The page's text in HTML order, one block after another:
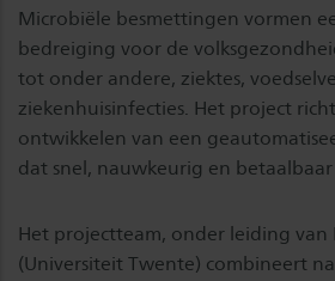
Microbiële besmettingen vormen
bedreiging voor de
tot onder andere, ziektes,
ziekenhuisinfecties. Het project
ontwikkelen van een
dat snel, nauwkeurig en betaalbaar
Het projectteam, onder leiding van
(Universiteit Twente) combineert